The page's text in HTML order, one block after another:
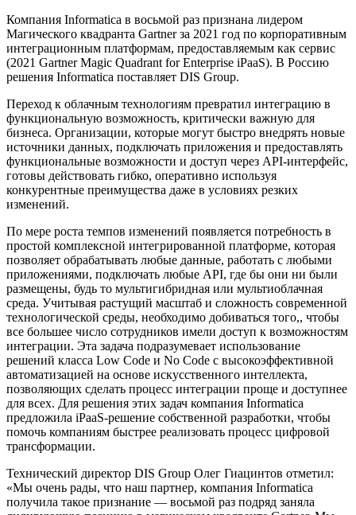
Компания Informatica в восьмой раз признана лидером
Магического квадранта Gartner за 2021 год по корпоративным
интеграционным платформам, предоставляемым как сервис
(2021 Gartner Magic Quadrant for Enterprise iPaaS). В Россию
решения Informatica поставляет DIS Group.
Переход к облачным технологиям превратил интеграцию в
функциональную возможность, критически важную для
бизнеса. Организации, которые могут быстро внедрять новые
источники данных, подключать приложения и предоставлять
функциональные возможности и доступ через API-интерфейс,
готовы действовать гибко, оперативно используя
конкурентные преимущества даже в условиях резких
изменений.
По мере роста темпов изменений появляется потребность в
простой комплексной интегрированной платформе, которая
позволяет обрабатывать любые данные, работать с любыми
приложениями, подключать любые API, где бы они ни были
размещены, будь то мультигибридная или мультиоблачная
среда. Учитывая растущий масштаб и сложность современной
технологической среды, необходимо добиваться того,, чтобы
все большее число сотрудников имели доступ к возможностям
интеграции. Эта задача подразумевает использование
решений класса Low Code и No Code с высокоэффективной
автоматизацией на основе искусственного интеллекта,
позволяющих сделать процесс интеграции проще и доступнее
для всех. Для решения этих задач компания Informatica
предложила iPaaS-решение собственной разработки, чтобы
помочь компаниям быстрее реализовать процесс цифровой
трансформации.
Технический директор DIS Group Олег Гиацинтов отметил:
«Мы очень рады, что наш партнер, компания Informatica
получила такое признание — восьмой раз подряд заняла